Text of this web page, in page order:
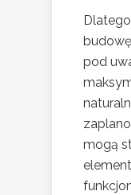
pod
mogą